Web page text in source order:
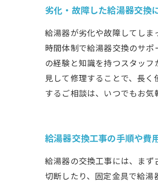
劣化・故障した給湯器交換
給湯器が劣化や故障してし
時間体制で給湯器交換のサ
の経験と知識を持つスタッ
見して修理することで、長
するご相談は、いつでもお気
給湯器交換工事の手順や費
給湯器の交換工事には、ま
切断したり、固定金具で給